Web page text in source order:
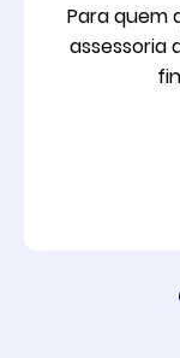
Para quem
assessoria